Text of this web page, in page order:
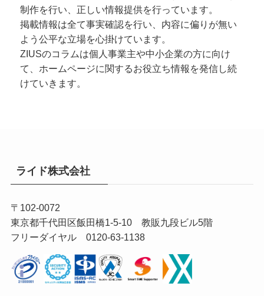
制作を行い、正しい情報提供を行っています。
掲載情報は全て事実確認を行い、内容に偏りが無い
よう公平な立場を心掛けています。
ZIUSのコラムは個人事業主や中小企業の方に向け
て、ホームページに関するお役立ち情報を発信し続
けていきます。
ライド株式会社
〒102-0072
東京都千代田区飯田橋1-5-10 教販九段ビル5階
フリーダイヤル 0120-63-1138